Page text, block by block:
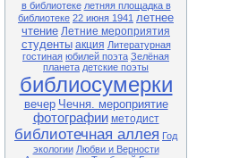
в библиотеке летняя площадка в
библиотеке 22 июня 1941 летнее
чтение Летние мероприятия
студенты акция Литературная
гостиная юбилей поэта Зелёная
планета детские поэты
библиосумерки
вечер Чечня. мероприятие
фотографии методист
библиотечная аллея Год
экологии Любви и Верности